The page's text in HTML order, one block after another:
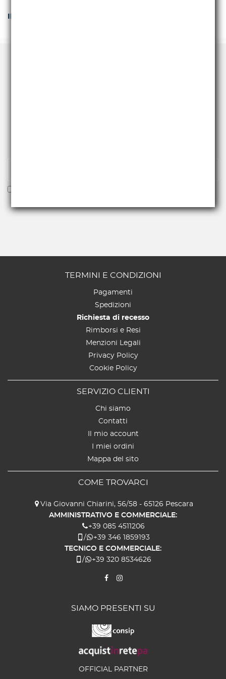
TERMINI E CONDIZIONI
Pagamenti
Spedizioni
Richiesta di recesso
Rimborsi e Resi
Menzioni Legali
Privacy Policy
Cookie Policy
SERVIZIO CLIENTI
Chi siamo
Contatti
Il mio account
I miei ordini
Mappa del sito
COME TROVARCI
Via Giovanni Chiarini, 56/58 - 65126 Pescara
AMMINISTRATIVO E COMMERCIALE:
+39 085 4511206
/
+39 346 1859193
TECNICO E COMMERCIALE:
/
+39 320 8534626
SIAMO PRESENTI SU
OFFICIAL PARTNER